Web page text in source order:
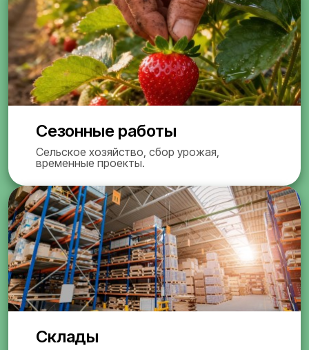
Сезонные работы
Сельское хозяйство, сбор урожая,
временные проекты.
Склады